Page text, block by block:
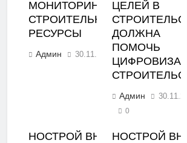
МОНИТОРИНГА ЦЕН НА
СТРОИТЕЛЬНЫЕ
РЕСУРСЫ
Админ 30.11.2023
ЦЕЛЕЙ В
ДОЛЖНА
ПОМОЧЬ
Админ
0
НОСТРОЙ ВНЕСНОСТРОЙ